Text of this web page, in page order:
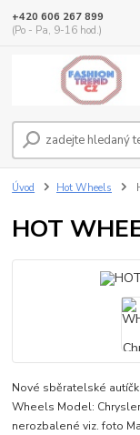
+420 606 267 899
(Po - Pa, 9-16 hod.)
Úvod Hot Wheels
HOT
Nové sběratelské
Wheels Model:
nerozbalené viz. foto